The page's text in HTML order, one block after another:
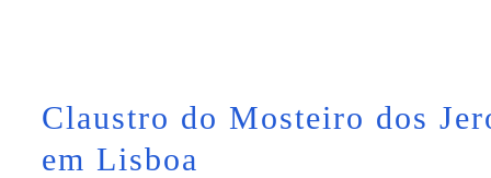
Claustro do Mosteiro dos
em Lisboa